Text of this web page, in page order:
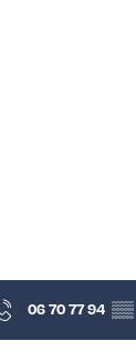
06 70 77 94 ▒▒